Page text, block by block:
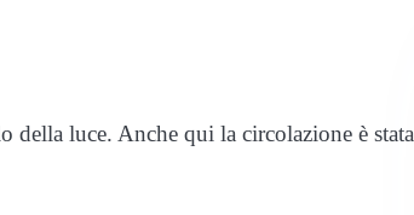
luce. Anche qui la circolazione è stata